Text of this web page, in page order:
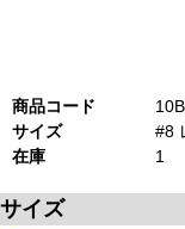
商品コード
サイズ
#8
在庫
1
サイズ